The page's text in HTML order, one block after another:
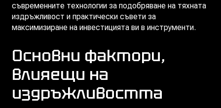
съвременните технологии за подобряване на тяхната
издръжливост и практически съвети за
максимизиране на инвестицията ви в инструменти.
Основни фактори,
влияещи на
издръжливостта